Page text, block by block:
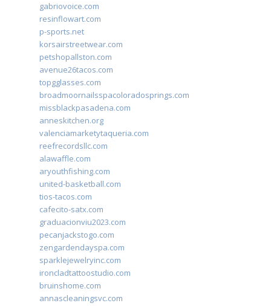
gabriovoice.com
resinflowart.com
p-sports.net
korsairstreetwear.com
petshopallston.com
avenue26tacos.com
topgglasses.com
broadmoornailsspacoloradosprings.com
missblackpasadena.com
anneskitchen.org
valenciamarketytaqueria.com
reefrecordsllc.com
alawaffle.com
aryouthfishing.com
united-basketball.com
tios-tacos.com
cafecito-satx.com
graduacionviu2023.com
pecanjackstogo.com
zengardendayspa.com
sparklejewelryinc.com
ironcladtattoostudio.com
bruinshome.com
annascleaningsvc.com